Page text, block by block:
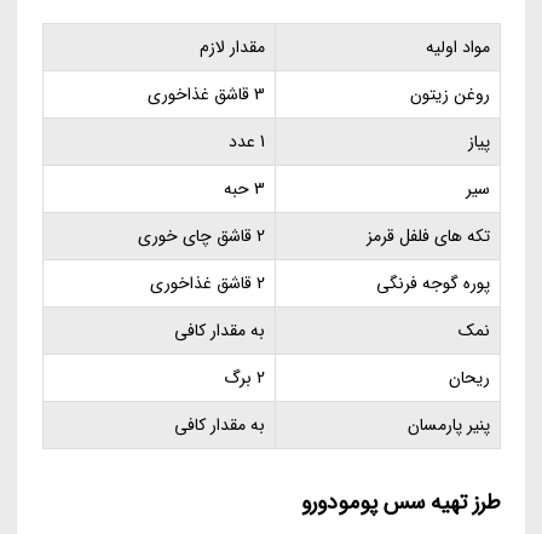
مواد اولیه
مقدار لازم
روغن زیتون
3 قاشق غذاخوری
پیاز
1 عدد
سیر
3 حبه
تکه های فلفل قرمز
2 قاشق چای خوری
پوره گوجه فرنگی
2 قاشق غذاخوری
نمک
به مقدار کافی
ریحان
2 برگ
پنیر پارمسان
به مقدار کافی
طرز تهیه سس پومودورو